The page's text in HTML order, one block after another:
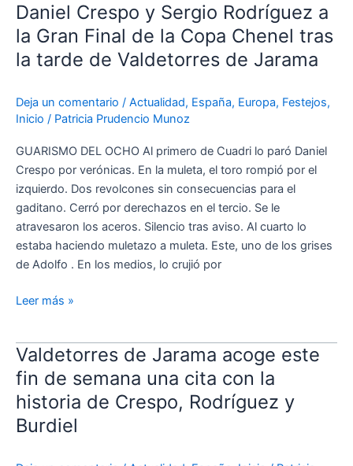
Daniel Crespo y Sergio Rodríguez a
la Gran Final de la Copa Chenel tras
la tarde de Valdetorres de Jarama
Deja un comentario / Actualidad, España, Europa, Festejos,
Inicio / Patricia Prudencio Munoz
GUARISMO DEL OCHO Al primero de Cuadri lo paró Daniel
Crespo por verónicas. En la muleta, el toro rompió por el
izquierdo. Dos revolcones sin consecuencias para el
gaditano. Cerró por derechazos en el tercio. Se le
atravesaron los aceros. Silencio tras aviso. Al cuarto lo
estaba haciendo muletazo a muleta. Este, uno de los grises
de Adolfo . En los medios, lo crujió por
y
Sergio
Rodríguez
a
Gran
Final
de
la
Copa
Chenel
tras
tarde
Valdetorres
Leer más »
Valdetorres de Jarama acoge este
fin de semana una cita con la
historia de Crespo, Rodríguez y
Burdiel
Valdetorres
de
Jarama
acoge
este